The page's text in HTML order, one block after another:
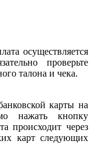
осуществляется
проверьте
талона и чека.
карты на
нажать кнопку
происходит через
карт следующих